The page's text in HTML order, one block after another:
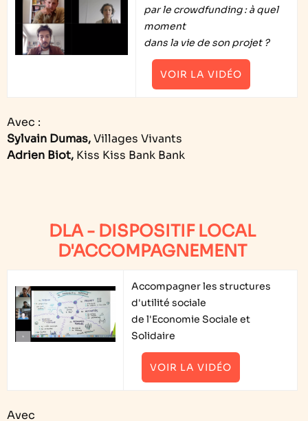
par le crowdfunding : à quel
moment
dans la vie de son projet ?
VOIR LA VIDÉO
Avec :
Sylvain Dumas,Villages Vivants
Adrien Biot, Kiss Kiss Bank Bank
DLA - DISPOSITIF LOCAL
D'ACCOMPAGNEMENT
Accompagner les structures
d'utilité sociale
de l'Economie Sociale et
Solidaire
VOIR LA VIDÉO
Avec